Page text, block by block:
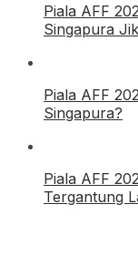
Piala AFF
Singapura
Piala AFF
Singapura?
Piala AFF
Tergantung